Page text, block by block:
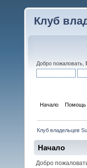
Клуб
Добро пожаловать,
Начало Помощь
Клуб владельцев
Начало
Добро